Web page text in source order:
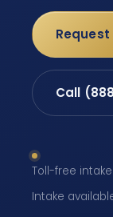
Call
Toll-free
Intake